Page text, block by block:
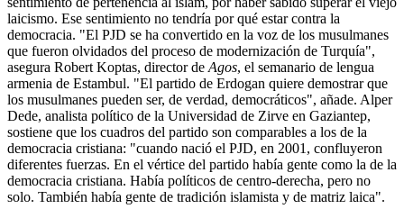
laicismo. Ese sentimiento no tendría por qué estar contra la
democracia. "El PJD se ha convertido en la voz de los musulmanes
que fueron olvidados del proceso de modernización de Turquía",
asegura Robert Koptas, director de Agos, el semanario de lengua
armenia de Estambul. "El partido de Erdogan quiere demostrar que
los musulmanes pueden ser, de verdad, democráticos", añade. Alper
Dede, analista político de la Universidad de Zirve en Gaziantep,
sostiene que los cuadros del partido son comparables a los de la
democracia cristiana: "cuando nació el PJD, en 2001, confluyeron
diferentes fuerzas. En el vértice del partido había gente como la de la
democracia cristiana. Había políticos de centro-derecha, pero no
solo. También había gente de tradición islamista y de matriz laica".